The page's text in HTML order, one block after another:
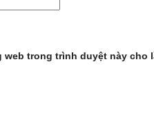
web trong trình duyệt này cho